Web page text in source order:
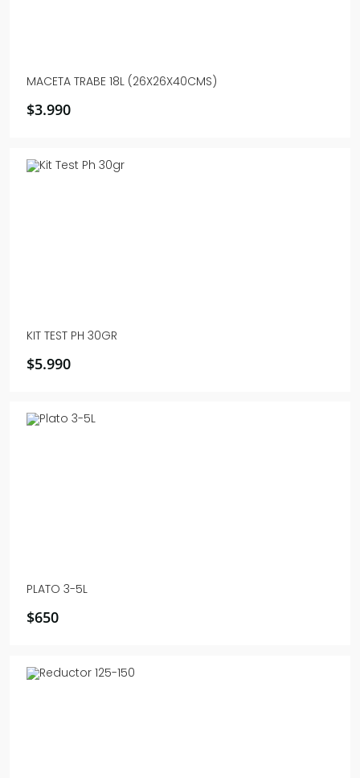
MACETA TRABE 18L (26X26X40CMS)
$3.990
KIT TEST PH 30GR
$5.990
PLATO 3-5L
$650